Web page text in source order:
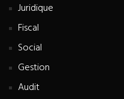
Juridique
Fiscal
Social
Gestion
Audit